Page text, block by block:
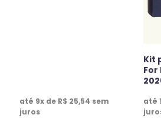
até 9x de R$ 25,54 sem
juros
Kit
For
até